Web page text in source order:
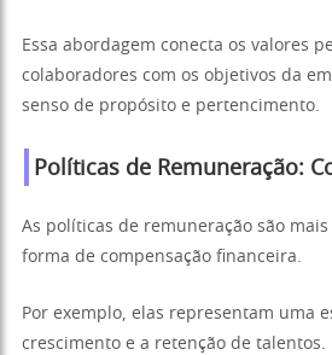
Essa abordagem conecta os valores
colaboradores com os objetivos da
senso de propósito e pertencimento.
Políticas de Remuneração:
As políticas de remuneração são
forma de compensação financeira.
Por exemplo, elas representam uma
crescimento e a retenção de talentos.